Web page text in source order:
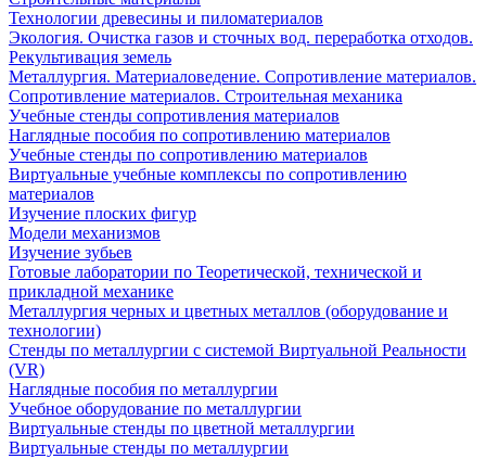
Технологии древесины и пиломатериалов
Экология. Очистка газов и сточных вод. переработка отходов.
Рекультивация земель
Металлургия. Материаловедение. Сопротивление материалов.
Сопротивление материалов. Строительная механика
Учебные стенды сопротивления материалов
Наглядные пособия по сопротивлению материалов
Учебные стенды по сопротивлению материалов
Виртуальные учебные комплексы по сопротивлению
материалов
Изучение плоских фигур
Модели механизмов
Изучение зубьев
Готовые лаборатории по Теоретической, технической и
прикладной механике
Металлургия черных и цветных металлов (оборудование и
технологии)
Cтенды по металлургии с системой Виртуальной Реальности
(VR)
Наглядные пособия по металлургии
Учебное оборудование по металлургии
Виртуальные стенды по цветной металлургии
Виртуальные стенды по металлургии